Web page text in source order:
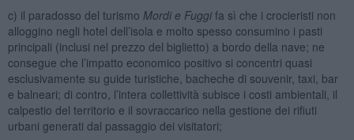
c) il paradosso del turismo Mordi e Fuggifa sì che i crocieristi non
alloggino negli hotel dell’isola e molto spesso consumino i pasti
principali (inclusi nel prezzo del biglietto) a bordo della nave; ne
consegue che l’impatto economico positivo si concentri quasi
esclusivamente su guide turistiche, bacheche di souvenir, taxi, bar
e balneari; di contro, l’intera collettività subisce i costi ambientali, il
calpestio del territorio e il sovraccarico nella gestione dei rifiuti
urbani generati dal passaggio dei visitatori;